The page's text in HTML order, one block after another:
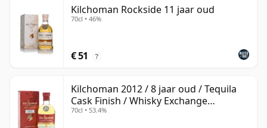
Kilchoman Rockside 11 jaar oud
70cl • 46%
€ 51 ?
Kilchoman 2012 / 8 jaar oud / Tequila
Cask Finish / Whisky Exchange
Exclusive
70cl • 53.4%